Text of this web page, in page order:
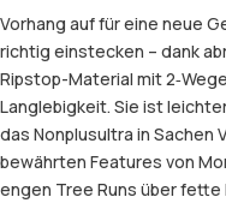
Vorhang auf für eine neue
richtig einstecken – dank
Ripstop-Material mit
Langlebigkeit. Sie ist
das Nonplusultra in Sachen
bewährten Features von
engen Tree Runs über